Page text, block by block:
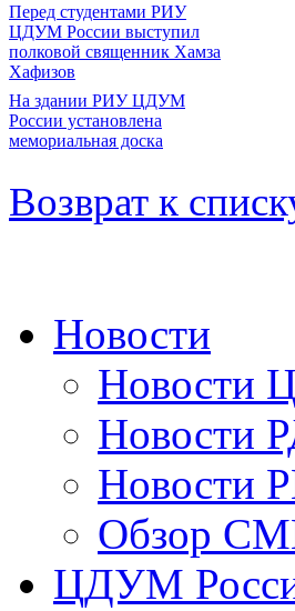
Перед студентами РИУ
ЦДУМ России выступил
полковой священник Хамза
Хафизов
На здании РИУ ЦДУМ
России установлена
мемориальная доска
Возврат к
Новости
Новости
Новости
Новости
Обзор
ЦДУМ